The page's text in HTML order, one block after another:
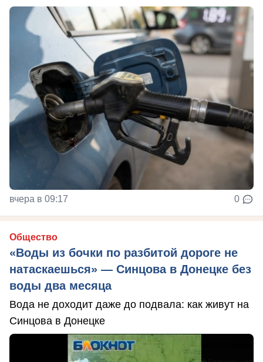
вчера в 09:17 0
Общество
«Воды из бочки по разбитой дороге не
натаскаешься» — Синцова в Донецке без
воды два месяца
Вода не доходит даже до подвала: как живут на
Синцова в Донецке